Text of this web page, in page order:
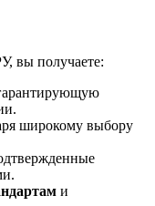
вы получаете:
широкому выбору
и